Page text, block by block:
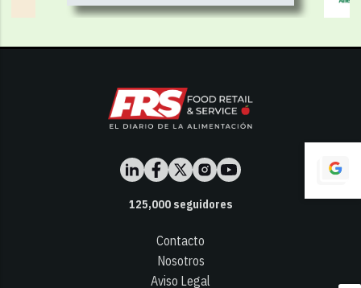
125,000seguidores
Contacto
Nosotros
Aviso Legal